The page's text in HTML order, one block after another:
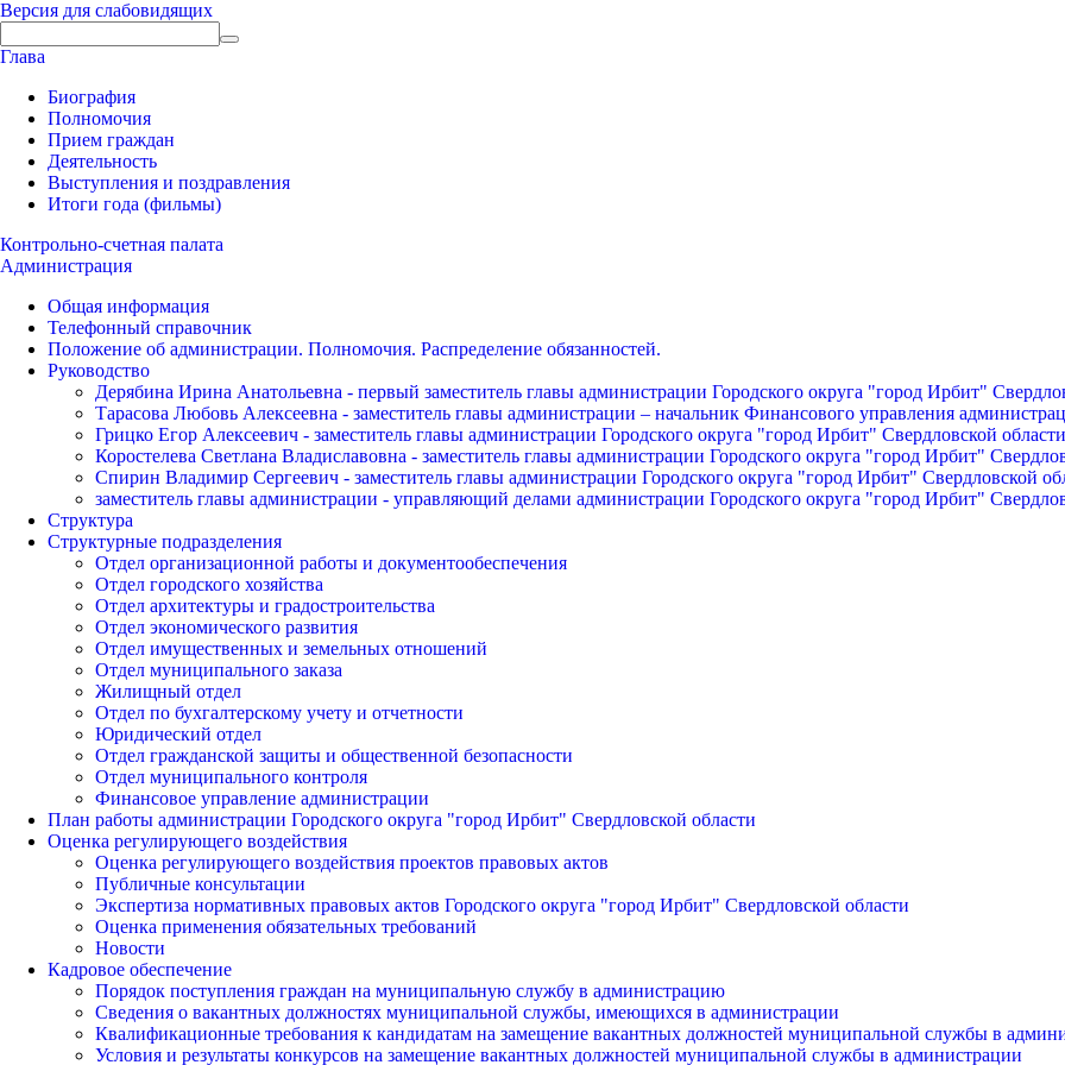
Версия для слабовидящих
Глава
Биография
Полномочия
Прием граждан
Деятельность
Выступления и поздравления
Итоги года (фильмы)
Контрольно-счетная палата
Администрация
Общая информация
Телефонный справочник
Положение об администрации. Полномочия. Распределение обязанностей.
Руководство
Дерябина Ирина Анатольевна - первый заместитель главы администрации Городского округа "город Ирбит"
Тарасова Любовь Алексеевна - заместитель главы администрации – начальник Финансового управления
Грицко Егор Алексеевич - заместитель главы администрации Городского округа "город Ирбит" Свердловской области
Коростелева Светлана Владиславовна - заместитель главы администрации Городского округа "город Ирбит"
Спирин Владимир Сергеевич - заместитель главы администрации Городского округа "город Ирбит" Свердловской
заместитель главы администрации - управляющий делами администрации Городского округа "город Ирбит"
Структура
Структурные подразделения
Отдел организационной работы и документообеспечения
Отдел городского хозяйства
Отдел архитектуры и градостроительства
Отдел экономического развития
Отдел имущественных и земельных отношений
Отдел муниципального заказа
Жилищный отдел
Отдел по бухгалтерскому учету и отчетности
Юридический отдел
Отдел гражданской защиты и общественной безопасности
Отдел муниципального контроля
Финансовое управление администрации
План работы администрации Городского округа "город Ирбит" Свердловской области
Оценка регулирующего воздействия
Оценка регулирующего воздействия проектов правовых актов
Публичные консультации
Экспертиза нормативных правовых актов Городского округа "город Ирбит" Свердловской области
Оценка применения обязательных требований
Новости
Кадровое обеспечение
Порядок поступления граждан на муниципальную службу в администрацию
Сведения о вакантных должностях муниципальной службы, имеющихся в администрации
Квалификационные требования к кандидатам на замещение вакантных должностей муниципальной службы в
Условия и результаты конкурсов на замещение вакантных должностей муниципальной службы в администрации